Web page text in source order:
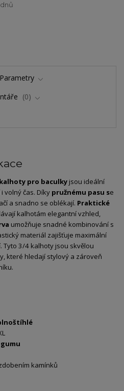
Parametry
0
pro baculky jsou ideální
volný čas. Díky pružnému pasu se
a snadno se oblékají. Praktické
kalhotám elegantní vzhled,
umožňuje snadné kombinování s
materiál zajišťuje maximální
Tyto 3/4 kalhoty jsou skvělou
které hledají stylový a zároveň
kamínků